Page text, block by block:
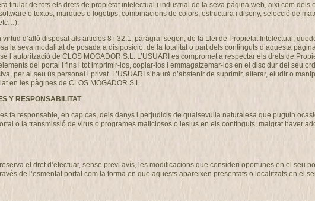
titular de tots els drets de propietat intelectual i industrial de la seva página web, així com
o textos, marques o logotips, combinacions de colors, estructura i diseny, selecció de
virtud d’allò disposat als articles 8 i 32.1, paràgraf segon, de la Llei de Propietat Intelectual,
la seva modalitat de posada a disiposició, de la totalitat o part dels continguts d’aquesta
l’autorització de CLOS MOGADOR S.L. L’USUARI es compromet a respectar els drets de
del portal i fins i tot imprimir-los, copiar-los i emmagatzemar-los en el disc dur del seu
per al seu ús personal i privat. L’USUARI s’haurà d’abstenir de suprimir, alterar, eludir o
en les pàgines de CLOS MOGADOR S.L.
Y RESPONSABILITAT
fa responsable, en cap cas, dels danys i perjudicis de qualsevulla naturalesa que puguin
o la transmissió de virus o programes maliciosos o lesius en els continguts, malgrat haver
el dret d’efectuar, sense previ avís, les modificacions que consideri oportunes en el seu
de l’esmentat portal com la forma en que aquests apareixen presentats o localitzats en el